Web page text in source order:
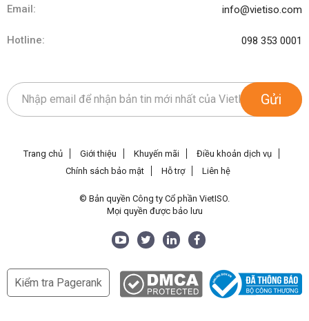
Email: info@vietiso.com
Hotline: 098 353 0001
Gửi
Trang chủ Giới thiệu Khuyến mãi
Điều khoản dịch vụ
Chính sách bảo mật
Hỗ trợ Liên hệ
© Bản quyền Công ty Cổ phần VietISO.
Mọi quyền được bảo lưu
Kiểm tra Pagerank